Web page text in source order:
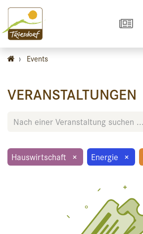
› Events
VERANSTALTUNGEN
Hauswirtschaft × Energie ×